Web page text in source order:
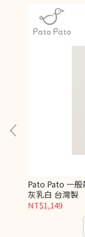
Pato Pato 一
灰乳白 台灣製
NT$1,149